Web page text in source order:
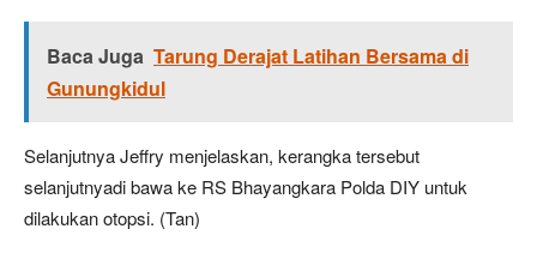
Baca Juga Tarung Derajat Latihan Bersama di
Gunungkidul
Selanjutnya Jeffry menjelaskan, kerangka tersebut
selanjutnyadi bawa ke RS Bhayangkara Polda DIY untuk
dilakukan otopsi. (Tan)